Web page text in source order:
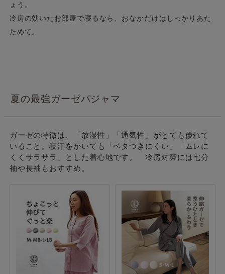
ょう。
冷房の効いたお部屋で寝るなら、おなかだけはしっかりあた
ためて。
夏の最強ガーゼパジャマ
ガーゼの特徴は、「放湿性」「通気性」がとても優れて
いること。寝汗をかいても「ベタつきにくい」「ムレに
くくサラサラ」とした着心地です。 冷房対策には七分
袖や長袖もおすすめ。